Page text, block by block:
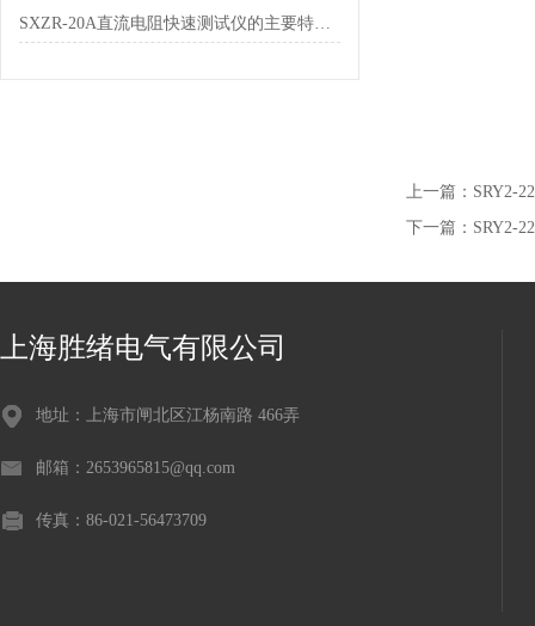
SXZR-20A直流电阻快速测试仪的主要特点都有哪些呢
上一篇： SRY2-
下一篇： SRY2-
上海胜绪电气有限公司
地址：上海市闸北区江杨南路 466弄
邮箱：2653965815@qq.com
传真：86-021-56473709